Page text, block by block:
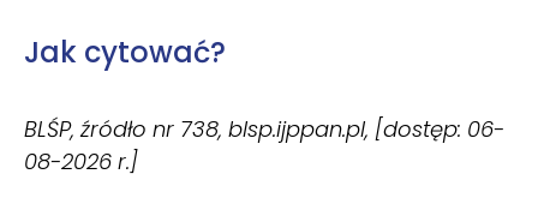
Jak cytować?
BLŚP, źródło nr 738, blsp.ijppan.pl, [dostęp: 06-
08-2026 r.]